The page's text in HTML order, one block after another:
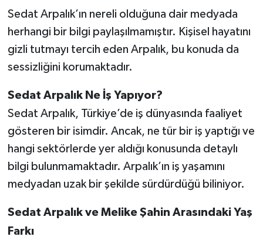
Sedat Arpalık’ın nereli olduğuna dair medyada
herhangi bir bilgi paylaşılmamıştır. Kişisel hayatını
gizli tutmayı tercih eden Arpalık, bu konuda da
sessizliğini korumaktadır.
Sedat Arpalık Ne İş Yapıyor?
Sedat Arpalık, Türkiye’de iş dünyasında faaliyet
gösteren bir isimdir. Ancak, ne tür bir iş yaptığı ve
hangi sektörlerde yer aldığı konusunda detaylı
bilgi bulunmamaktadır. Arpalık’ın iş yaşamını
medyadan uzak bir şekilde sürdürdüğü biliniyor.
Sedat Arpalık ve Melike Şahin Arasındaki Yaş
Farkı